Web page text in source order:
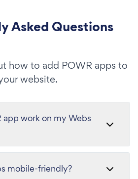
Asked Questions
how to add POWR apps to
website.
app work on my Webs
mobile-friendly?